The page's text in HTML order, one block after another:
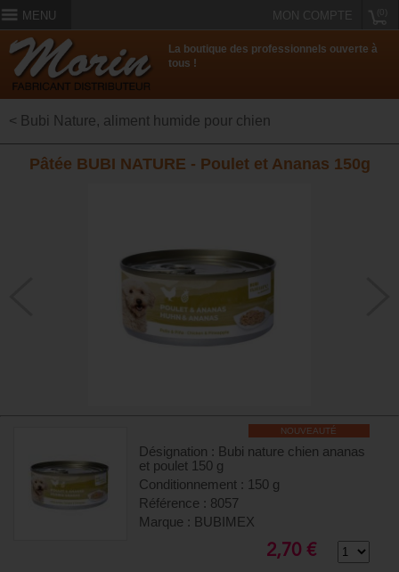
MENU MON COMPTE
La boutique des professionnels ouverte à
tous !
< Bubi Nature, aliment humide pour chien
Pâtée BUBI NATURE - Poulet et Ananas 150g
NOUVEAUTÉ
Désignation : Bubi nature chien ananas
et poulet 150 g
Conditionnement : 150 g
Référence : 8057
Marque : BUBIMEX
2,70 €